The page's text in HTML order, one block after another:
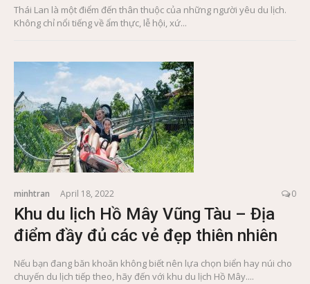
Thái Lan là một điểm đến thân thuộc của những người yêu du lịch.
Không chỉ nổi tiếng về ẩm thực, lễ hội, xứ...
minhtran April 18, 2022 0
Khu du lịch Hồ Mây Vũng Tàu – Địa
điểm đầy đủ các vẻ đẹp thiên nhiên
Nếu bạn đang băn khoăn không biết nên lựa chọn biển hay núi cho
chuyến du lịch tiếp theo, hãy đến với khu du lịch Hồ Mây....